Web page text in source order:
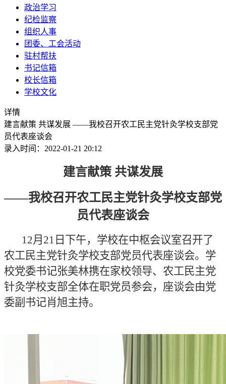
政治学习
纪检监察
组织人事
团委、工会活动
驻村帮扶
书记信箱
校长信箱
学校文化
详情
建言献策 共谋发展 ——我校召开农工民主党针灸学校支部党
员代表座谈会
录入时间：2022-01-21 20:12
建言献策 共谋发展
——我校召开农工民主党针灸学校支部党
员代表座谈会
12月 21 日下午， 学校在中枢会议室召开了
农工民主党针灸学校支部党员代表座谈会。 学
校党委书记张美林携在家校领导、农工民主党
针灸学校支部全体在职党员参会，座谈会由党
委副书记肖旭主持。